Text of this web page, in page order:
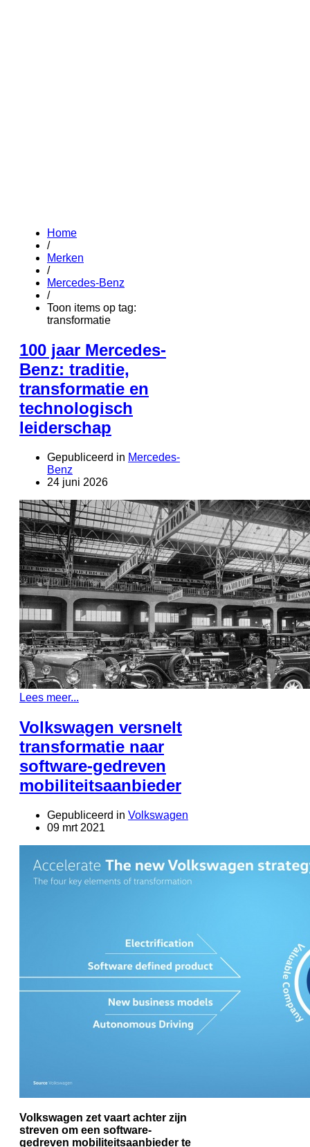
Home
/
Merken
/
Mercedes-Benz
/
Toon items op tag:
transformatie
100 jaar Mercedes-
Benz: traditie,
transformatie en
technologisch
leiderschap
Gepubliceerd in Mercedes-
Benz
24 juni 2026
Lees meer...
Volkswagen versnelt
transformatie naar
software-gedreven
mobiliteitsaanbieder
Gepubliceerd in Volkswagen
09 mrt 2021
Volkswagen zet vaart achter zijn
streven om een software-
gedreven mobiliteitsaanbieder te